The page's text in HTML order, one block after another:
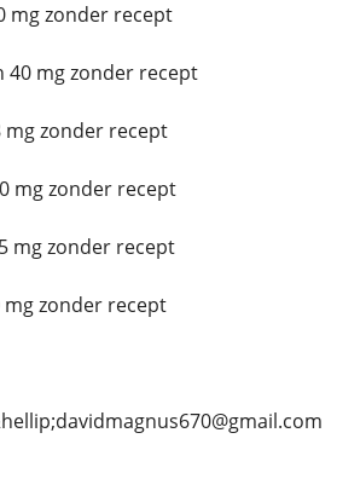
mg zonder recept
40 mg zonder recept
mg zonder recept
mg zonder recept
mg zonder recept
mg zonder recept